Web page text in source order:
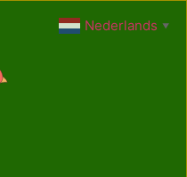
Nederlands ▼